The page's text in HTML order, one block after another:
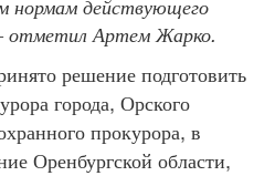
нормам действующего
отметил Артем Жарко.
решение подготовить
города, Орского
прокурора, в
Оренбургской области,